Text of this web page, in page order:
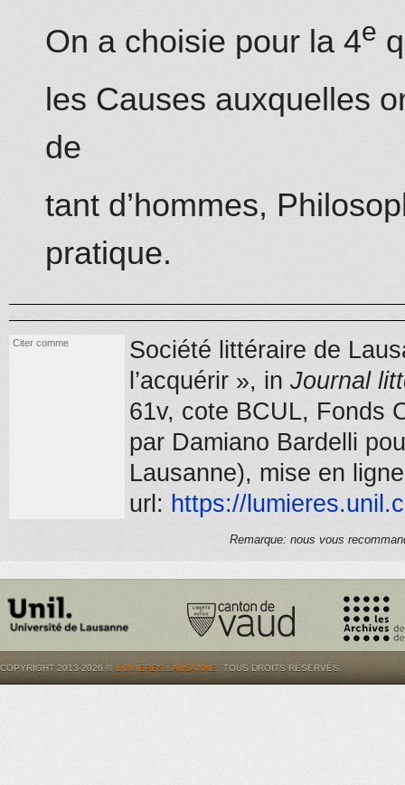
On a choisie pour la 4e
les Causes auxquelles
de
tant d’hommes,
pratique.
Citer comme
Société littéraire de
l’acquérir », in Journal
61v, cote BCUL, Fonds
par Damiano Bardelli
Lausanne), mise en
url: https://
Remarque: nous vous
COPYRIGHT 2013-2026 © LUMIÈRES.LAUSANNE . TOUS DROITS RÉSERVÉS.